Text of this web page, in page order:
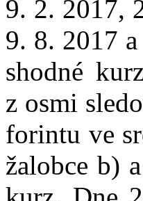
9. 2. 2017,
9. 8. 2017
shodné
z osmi
forintu ve
žalobce b)